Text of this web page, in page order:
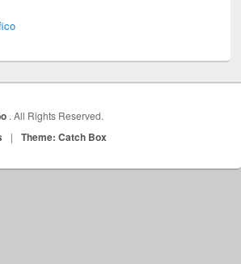
. All Rights Reserved.
| Theme: Catch Box